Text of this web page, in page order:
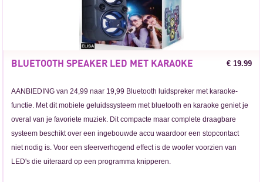
BLUETOOTH SPEAKER LED MET KARAOKE € 19.99
AANBIEDING van 24,99 naar 19,99 Bluetooth luidspreker met karaoke-
functie. Met dit mobiele geluidssysteem met bluetooth en karaoke geniet je
overal van je favoriete muziek. Dit compacte maar complete draagbare
systeem beschikt over een ingebouwde accu waardoor een stopcontact
niet nodig is. Voor een sfeerverhogend effect is de woofer voorzien van
LED's die uiteraard op een programma knipperen.